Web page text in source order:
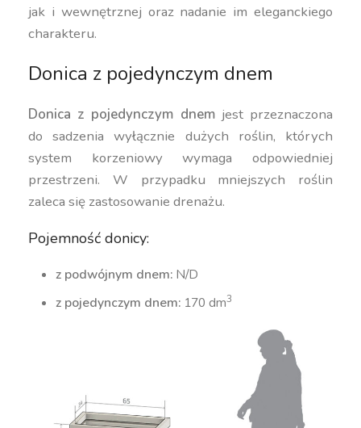
jak i wewnętrznej oraz nadanie im eleganckiego
charakteru.
Donica z pojedynczym dnem
Donica z pojedynczym dnemjest przeznaczona
do sadzenia wyłącznie dużych roślin, których
system korzeniowy wymaga odpowiedniej
przestrzeni. W przypadku mniejszych roślin
zaleca się zastosowanie drenażu.
Pojemność donicy:
z podwójnym dnem: N/D
z pojedynczym dnem: 170 dm3